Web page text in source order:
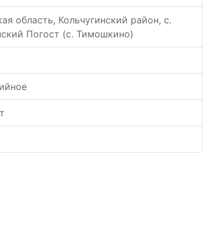
область, Кольчугинский район, с.
Погост (с. Тимошкино)